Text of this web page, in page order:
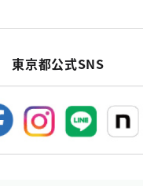
東京都公式SNS